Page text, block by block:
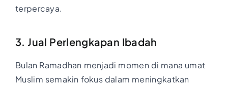
terpercaya.
3. Jual Perlengkapan Ibadah
Bulan Ramadhan menjadi momen di mana umat
Muslim semakin fokus dalam meningkatkan